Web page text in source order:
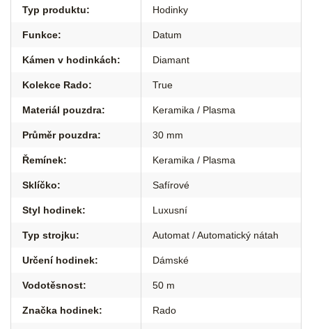
Typ produktu: Hodinky
Funkce: Datum
Kámen v hodinkách: Diamant
Kolekce Rado: True
Materiál pouzdra: Keramika / Plasma
Průměr pouzdra: 30 mm
Řemínek: Keramika / Plasma
Sklíčko: Safírové
Styl hodinek: Luxusní
Typ strojku: Automat / Automatický nátah
Určení hodinek: Dámské
Vodotěsnost: 50 m
Značka hodinek: Rado